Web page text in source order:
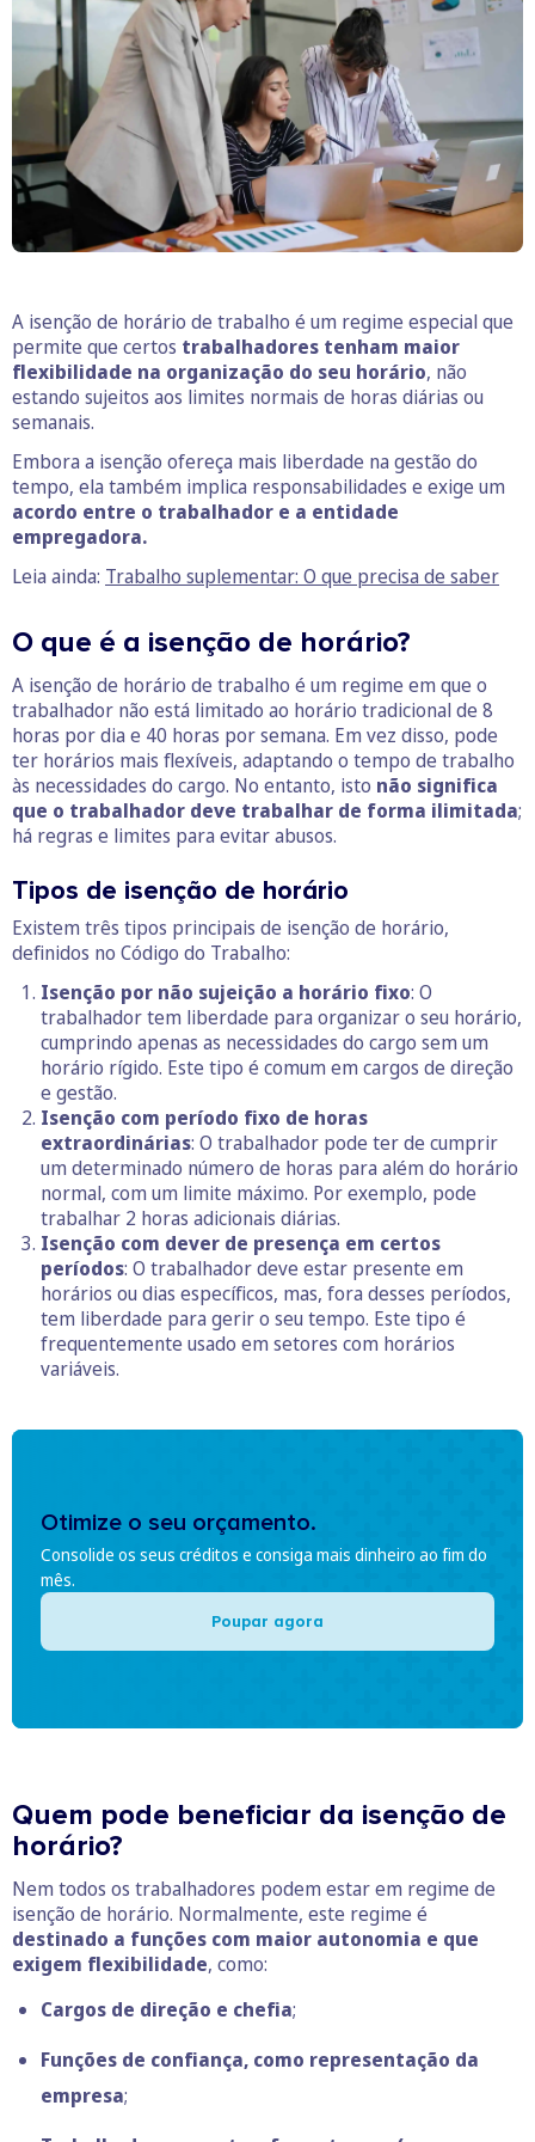
A isenção de horário de trabalho é um regime especial que
permite que certos trabalhadores tenham maior
flexibilidade na organização do seu horário, não
estando sujeitos aos limites normais de horas diárias ou
semanais.
Embora a isenção ofereça mais liberdade na gestão do
tempo, ela também implica responsabilidades e exige um
acordo entre o trabalhador e a entidade
empregadora.
Leia ainda: Trabalho suplementar: O que precisa de saber
O que é a isenção de horário?
A isenção de horário de trabalho é um regime em que o
trabalhador não está limitado ao horário tradicional de 8
horas por dia e 40 horas por semana. Em vez disso, pode
ter horários mais flexíveis, adaptando o tempo de trabalho
às necessidades do cargo. No entanto, isto não significa
que o trabalhador deve trabalhar de forma ilimitada;
há regras e limites para evitar abusos.
Tipos de isenção de horário
Existem três tipos principais de isenção de horário,
definidos no Código do Trabalho:
Isenção por não sujeição a horário fixo: O
trabalhador tem liberdade para organizar o seu horário,
cumprindo apenas as necessidades do cargo sem um
horário rígido. Este tipo é comum em cargos de direção
e gestão.
Isenção com período fixo de horas
extraordinárias: O trabalhador pode ter de cumprir
um determinado número de horas para além do horário
normal, com um limite máximo. Por exemplo, pode
trabalhar 2 horas adicionais diárias.
Isenção com dever de presença em certos
períodos: O trabalhador deve estar presente em
horários ou dias específicos, mas, fora desses períodos,
tem liberdade para gerir o seu tempo. Este tipo é
frequentemente usado em setores com horários
variáveis.
Otimize o seu orçamento.
Consolide os seus créditos e consiga mais dinheiro ao fim do
mês.
Poupar agora
Quem pode beneficiar da isenção de
horário?
Nem todos os trabalhadores podem estar em regime de
isenção de horário. Normalmente, este regime é
destinado a funções com maior autonomia e que
exigem flexibilidade, como:
Cargos de direção e chefia;
Funções de confiança, como representação da
empresa;